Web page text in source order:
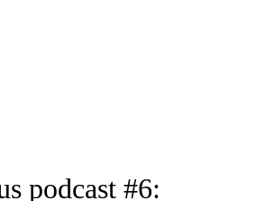
podcast #6: